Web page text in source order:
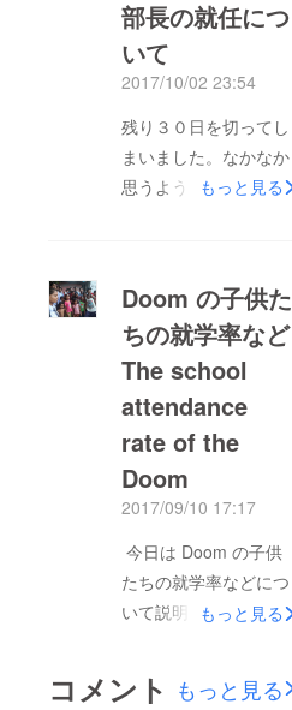
ようなことをした
い！」と思い、ネパー
ル人の友人達と
Nepal」を立ち上げた
のは、2017年のこと
でした。当NGOの代
出席するために初めて
ネパールを訪れた際、
彼の故郷であるネパー
ルの地方都市ビラート
ナガール
（Biratnagar）で差別
でいる
呼ばれる人々のコミュ
ニティを訪問し、彼ら
の生活の現状を見て、
の大変厳しい状況に
ショックを受けたのが
部長の就任につ
いて
2017/10/02 23:54
残り３０日を切ってし
まいました。なかなか
思うように資金が集ま
のfacebookページを開
設し、新たに強力な広
報部長にご就任いただ
きました。 これまで
てまいりましたが、な
かなか成果が上がらな
かったので、この辺で
変化球も織り交ぜなが
ら広報していこうと考
え、「まろ部長」にご
くいけばいいのです
もっと見る
Doom の子供た
ちの就学率など
The school
attendance
rate of the
Doom
2017/09/10 17:17
今日は Doom の子供
たちの就学率などにつ
いて説明したいと思い
introduce about the
the percentage of
もっと見る
コメント もっと見る